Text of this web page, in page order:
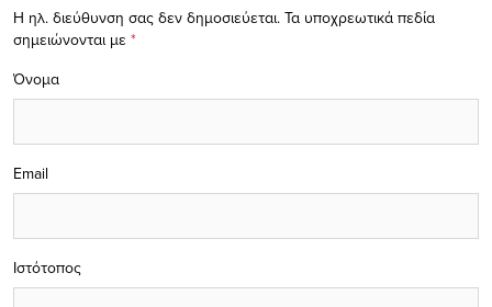
Η ηλ. διεύθυνση σας δεν δημοσιεύεται. Τα υποχρεωτικά πεδία
σημειώνονται με *
Όνομα
Email
Ιστότοπος